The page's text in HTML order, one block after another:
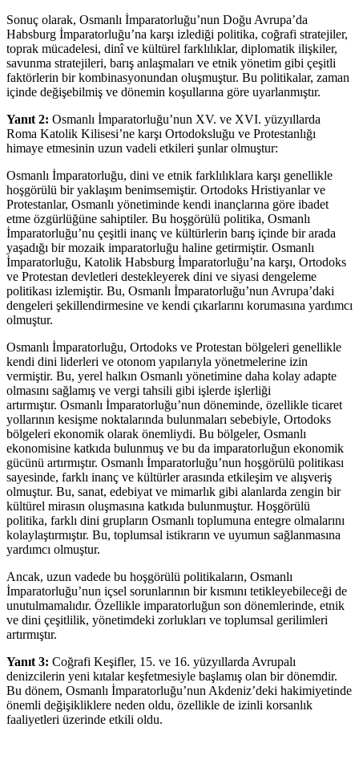
Sonuç olarak, Osmanlı İmparatorluğu’nun Doğu Avrupa’da
Habsburg İmparatorluğu’na karşı izlediği politika, coğrafi stratejiler,
toprak mücadelesi, dinî ve kültürel farklılıklar, diplomatik ilişkiler,
savunma stratejileri, barış anlaşmaları ve etnik yönetim gibi çeşitli
faktörlerin bir kombinasyonundan oluşmuştur. Bu politikalar, zaman
içinde değişebilmiş ve dönemin koşullarına göre uyarlanmıştır.
Yanıt 2: Osmanlı İmparatorluğu’nun XV. ve XVI. yüzyıllarda
Roma Katolik Kilisesi’ne karşı Ortodoksluğu ve Protestanlığı
himaye etmesinin uzun vadeli etkileri şunlar olmuştur:
Osmanlı İmparatorluğu, dini ve etnik farklılıklara karşı genellikle
hoşgörülü bir yaklaşım benimsemiştir. Ortodoks Hristiyanlar ve
Protestanlar, Osmanlı yönetiminde kendi inançlarına göre ibadet
etme özgürlüğüne sahiptiler. Bu hoşgörülü politika, Osmanlı
İmparatorluğu’nu çeşitli inanç ve kültürlerin barış içinde bir arada
yaşadığı bir mozaik imparatorluğu haline getirmiştir. Osmanlı
İmparatorluğu, Katolik Habsburg İmparatorluğu’na karşı, Ortodoks
ve Protestan devletleri destekleyerek dini ve siyasi dengeleme
politikası izlemiştir. Bu, Osmanlı İmparatorluğu’nun Avrupa’daki
dengeleri şekillendirmesine ve kendi çıkarlarını korumasına yardımcı
olmuştur.
Osmanlı İmparatorluğu, Ortodoks ve Protestan bölgeleri genellikle
kendi dini liderleri ve otonom yapılarıyla yönetmelerine izin
vermiştir. Bu, yerel halkın Osmanlı yönetimine daha kolay adapte
olmasını sağlamış ve vergi tahsili gibi işlerde işlerliği
artırmıştır. Osmanlı İmparatorluğu’nun döneminde, özellikle ticaret
yollarının kesişme noktalarında bulunmaları sebebiyle, Ortodoks
bölgeleri ekonomik olarak önemliydi. Bu bölgeler, Osmanlı
ekonomisine katkıda bulunmuş ve bu da imparatorluğun ekonomik
gücünü artırmıştır. Osmanlı İmparatorluğu’nun hoşgörülü politikası
sayesinde, farklı inanç ve kültürler arasında etkileşim ve alışveriş
olmuştur. Bu, sanat, edebiyat ve mimarlık gibi alanlarda zengin bir
kültürel mirasın oluşmasına katkıda bulunmuştur. Hoşgörülü
politika, farklı dini grupların Osmanlı toplumuna entegre olmalarını
kolaylaştırmıştır. Bu, toplumsal istikrarın ve uyumun sağlanmasına
yardımcı olmuştur.
Ancak, uzun vadede bu hoşgörülü politikaların, Osmanlı
İmparatorluğu’nun içsel sorunlarının bir kısmını tetikleyebileceği de
unutulmamalıdır. Özellikle imparatorluğun son dönemlerinde, etnik
ve dini çeşitlilik, yönetimdeki zorlukları ve toplumsal gerilimleri
artırmıştır.
Yanıt 3: Coğrafi Keşifler, 15. ve 16. yüzyıllarda Avrupalı
denizcilerin yeni kıtalar keşfetmesiyle başlamış olan bir dönemdir.
Bu dönem, Osmanlı İmparatorluğu’nun Akdeniz’deki hakimiyetinde
önemli değişikliklere neden oldu, özellikle de izinli korsanlık
faaliyetleri üzerinde etkili oldu.